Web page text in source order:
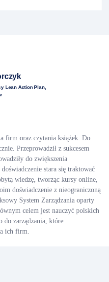
Lean Action Plan,
firm oraz czytania książek. Do
Przeprowadził z sukcesem
do zwiększenia
stara się traktować
wiedzę, tworząc kursy online,
doświadczenie z nieograniczoną
System Zarządzania oparty
celem jest nauczyć polskich
do zarządzania, które
ich firm.